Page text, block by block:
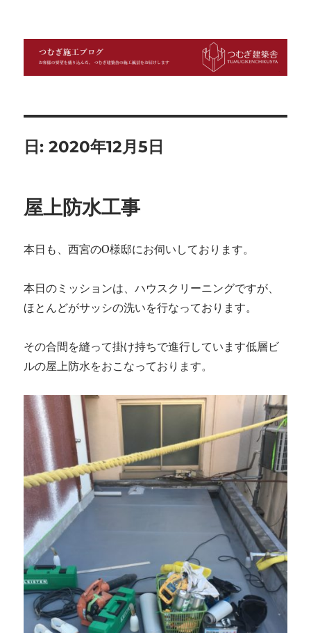
つむぎ施工ブログ
日:2020年12月5日
屋上防水工事
本日も、西宮のO様邸にお伺いしております。
本日のミッションは、ハウスクリーニングですが、
ほとんどがサッシの洗いを行なっております。
その合間を縫って掛け持ちで進行しています低層ビ
ルの屋上防水をおこなっております。